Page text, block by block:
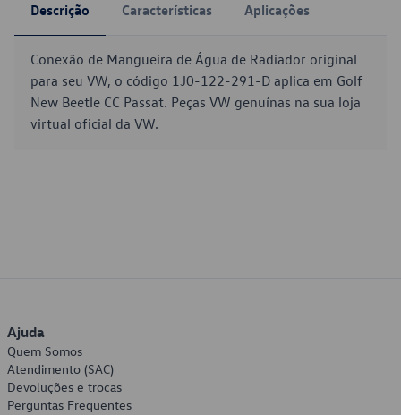
Descrição Características Aplicações
Conexão de Mangueira de Água de Radiador original
para seu VW, o código 1J0-122-291-D aplica em Golf
New Beetle CC Passat. Peças VW genuínas na sua loja
virtual oficial da VW.
Ajuda
Quem Somos
Atendimento (SAC)
Devoluções e trocas
Perguntas Frequentes